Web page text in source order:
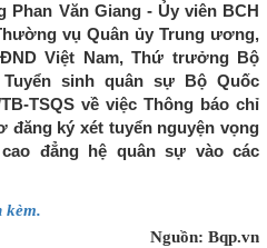
Phan Văn Giang - Ủy viên BCH
vụ Quân ủy Trung ương,
Việt Nam, Thứ trưởng Bộ
sinh quân sự Bộ Quốc
TSQS về việc Thông báo chỉ
đăng ký xét tuyển nguyện vọng
đẳng hệ quân sự vào các
kèm.
Nguồn: Bqp.vn